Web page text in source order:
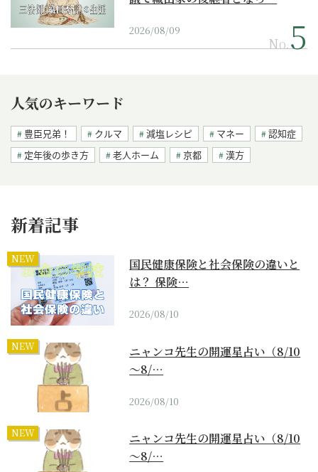
2026/08/09
No.
人気のキーワード
豊臣兄弟！ クルマ 減塩レシピ マネー
認知症
定年後の歩き方
老人ホーム 京都 漢方
新着記事
NEW
国民健康保険と社会保険の違いと
は？ 保険…
2026/08/10
NEW
ニャンコ先生の開運星占い（8/10
～8/…
2026/08/10
NEW
ニャンコ先生の開運星占い（8/10
～8/…